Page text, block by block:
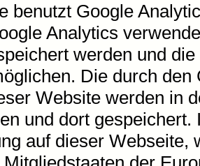
benutzt Google
Analytics
werden und
Die durch
Website werden in
und dort
auf dieser Webseite,